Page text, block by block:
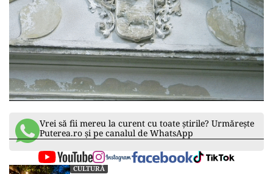
Vrei să fii mereu la curent cu toate știrile? Urmărește
Puterea.ro și pe canalul de WhatsApp
CULTURĂ